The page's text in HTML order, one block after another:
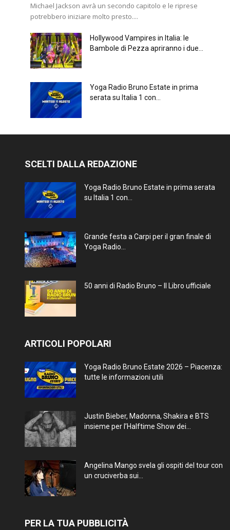
Michael Jackson avrà un secondo capitolo e le riprese
potrebbero iniziare molto presto....
Hollywood Vampires in Italia: le
Bambole di Pezza apriranno i due...
Yoga Radio Bruno Estate in prima
serata su Italia 1 con...
SCELTI DALLA REDAZIONE
Yoga Radio Bruno Estate in prima serata
su Italia 1 con...
Grande festa a Carpi per il gran finale di
Yoga Radio...
50 anni di Radio Bruno – Il Libro ufficiale
ARTICOLI POPOLARI
Yoga Radio Bruno Estate 2026 – Piacenza:
tutte le informazioni utili
Justin Bieber, Madonna, Shakira e BTS
insieme per l’Halftime Show dei...
Angelina Mango svela gli ospiti del tour con
un cruciverba sui...
PER LA TUA PUBBLICITÀ